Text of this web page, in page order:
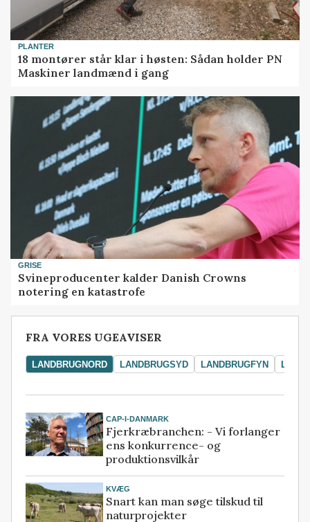
PLANTER
18 montører står klar i høsten: Sådan holder PN
Maskiner landmænd i gang
GRISE
Svineproducenter kalder Danish Crowns
notering en katastrofe
FRA VORES UGEAVISER
LANDBRUGNORD LANDBRUGSYD LANDBRUGFYN
CAP-I-DANMARK
Fjerkræbranchen: - Vi forlanger
ens konkurrence- og
produktionsvilkår
KVÆG
Snart kan man søge tilskud til
naturprojekter